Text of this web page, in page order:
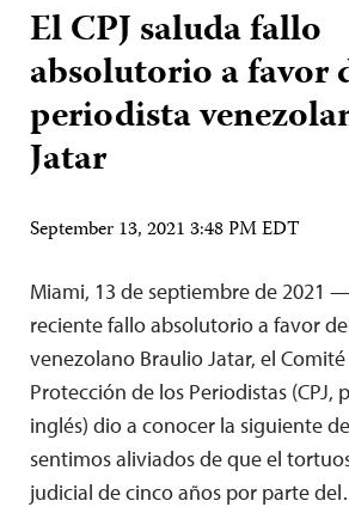
El CPJ saluda fallo
absolutorio a favor
periodista
Jatar
September 13, 2021 3:48 PM EDT
Miami, 13 de septiembre de 2021
reciente fallo absolutorio a favor
venezolano Braulio Jatar, el
Protección de los Periodistas (CPJ,
inglés) dio a conocer la siguiente
sentimos aliviados de que el
judicial de cinco años por parte